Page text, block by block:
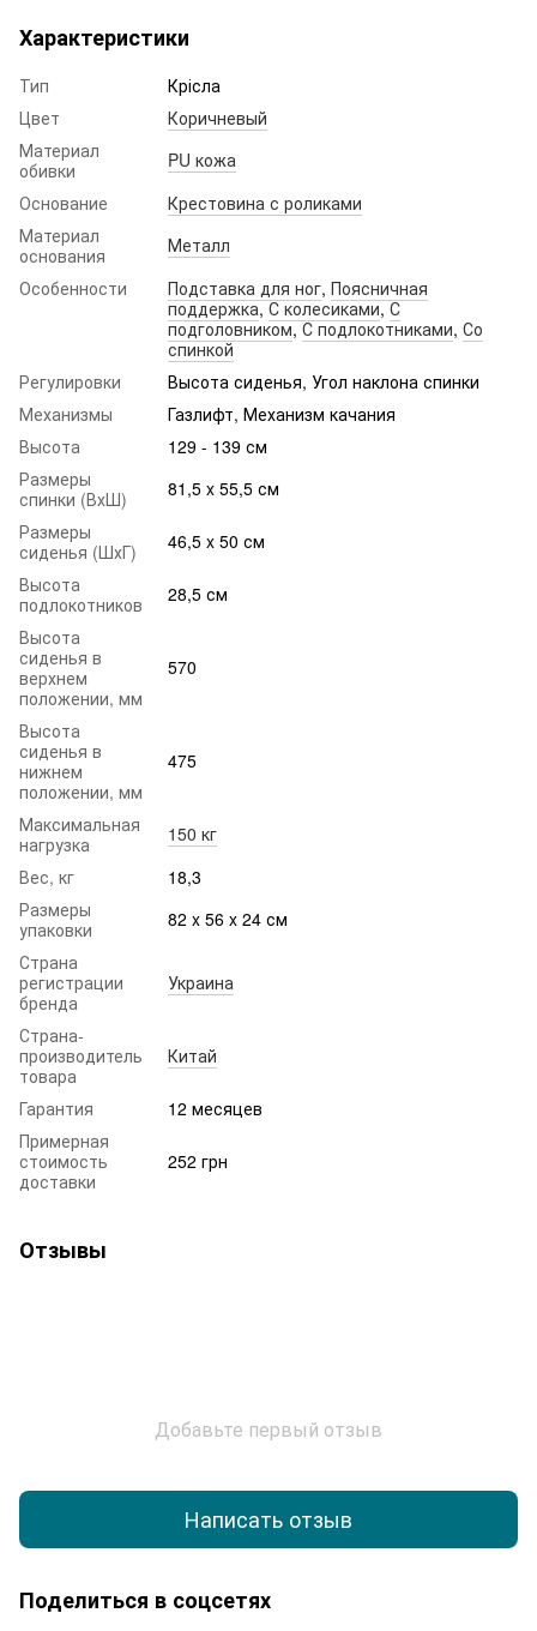
Характеристики
Тип
Крісла
Цвет
Коричневый
Материал
обивки
PU кожа
Основание
Крестовина с роликами
Материал
основания
Металл
Особенности
Подставка для ног, Поясничная
поддержка,С колесиками,С
подголовником,С подлокотниками, Со
спинкой
Регулировки
Высота сиденья, Угол наклона спинки
Механизмы
Газлифт, Механизм качания
Высота
129 - 139 см
Размеры
спинки (ВхШ)
81,5 x 55,5 см
Размеры
сиденья (ШхГ)
46,5 x 50 см
Высота
подлокотников
28,5 см
Высота
сиденья в
верхнем
положении, мм
570
Высота
сиденья в
нижнем
положении, мм
475
Максимальная
нагрузка
150 кг
Вес, кг
18,3
Размеры
упаковки
82 x 56 x 24 см
Страна
регистрации
бренда
Украина
Страна-
производитель
товара
Китай
Гарантия
12 месяцев
Примерная
стоимость
доставки
252 грн
Отзывы
Добавьте первый отзыв
Написать отзыв
Поделиться в соцсетях